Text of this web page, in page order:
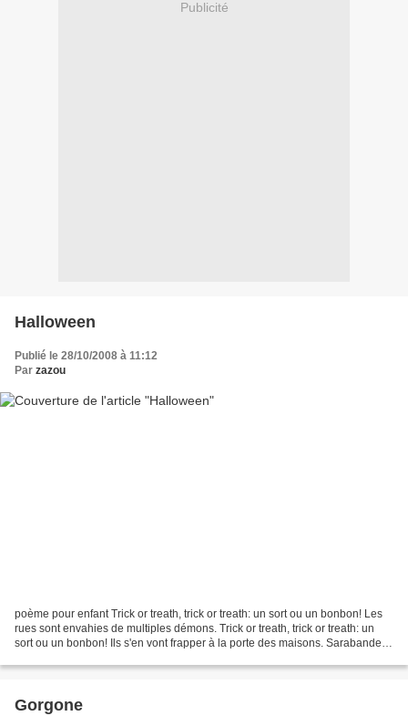
Publicité
Halloween
Publié le 28/10/2008 à 11:12
Par zazou
poème pour enfant Trick or treath, trick or treath: un sort ou un bonbon! Les
rues sont envahies de multiples démons. Trick or treath, trick or treath: un
sort ou un bonbon! Ils s'en vont frapper à la porte des maisons. Sarabande
Gorgone